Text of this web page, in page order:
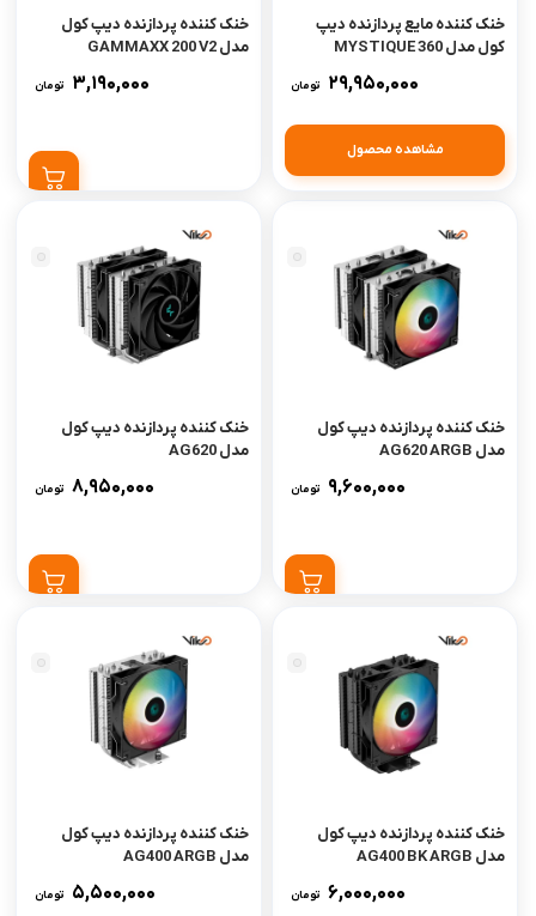
خنک کننده مایع پردازنده دیپ
کول مدل MYSTIQUE 360
29,950,000 تومان
مشاهده محصول
خنک کننده پردازنده دیپ کول
مدل GAMMAXX 200 V2
3,190,000 تومان
خنک کننده پردازنده دیپ کول
مدل AG620 ARGB
9,600,000 تومان
خنک کننده پردازنده دیپ کول
مدل AG620
8,950,000 تومان
خنک کننده پردازنده دیپ کول
مدل AG400 BK ARGB
6,000,000 تومان
خنک کننده پردازنده دیپ کول
مدل AG400 ARGB
5,500,000 تومان